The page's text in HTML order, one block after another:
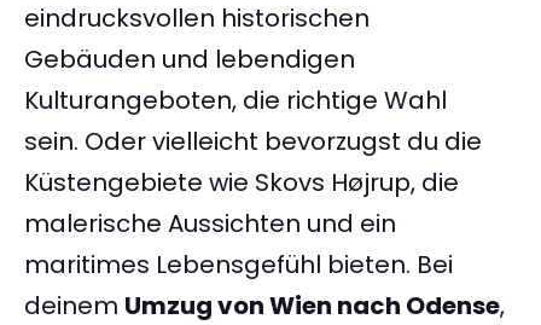
eindrucksvollen historischen
Gebäuden und lebendigen
Kulturangeboten, die richtige Wahl
sein. Oder vielleicht bevorzugst du die
Küstengebiete wie Skovs Højrup, die
malerische Aussichten und ein
maritimes Lebensgefühl bieten. Bei
deinem Umzug von Wien nach Odense,